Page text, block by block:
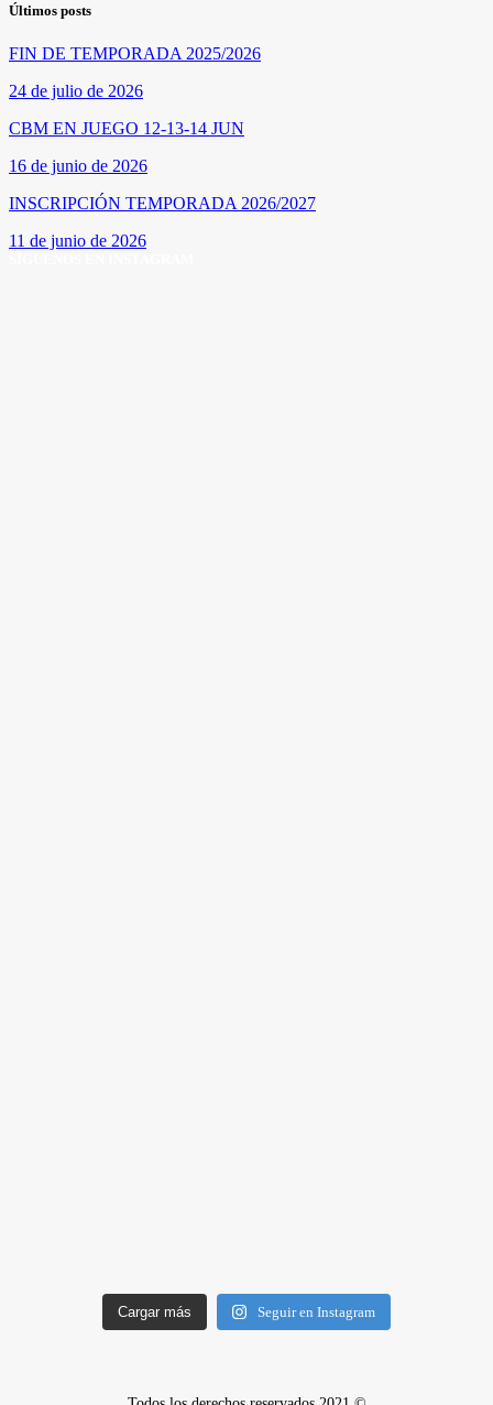
Últimos posts
FIN DE TEMPORADA 2025/2026
24 de julio de 2026
CBM EN JUEGO 12-13-14 JUN
16 de junio de 2026
INSCRIPCIÓN TEMPORADA 2026/2027
11 de junio de 2026
Cargar más Seguir en Instagram